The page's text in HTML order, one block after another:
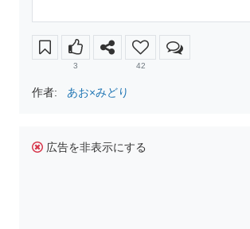
3 42
作者: あお×みどり
広告を非表示にする